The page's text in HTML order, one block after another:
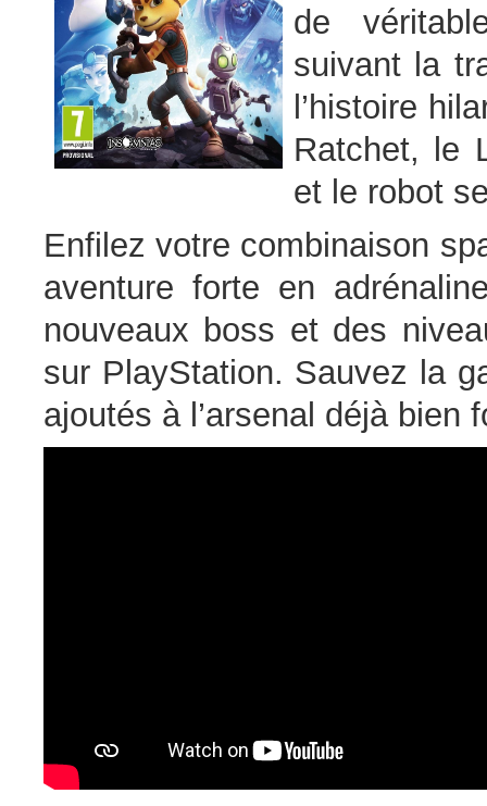
de
suivant la
l’histoire
Ratchet, le
et le robot
Enfilez votre combinaison
aventure forte en
nouveaux boss et des
sur PlayStation. Sauvez la
ajoutés à l’arsenal déjà bien